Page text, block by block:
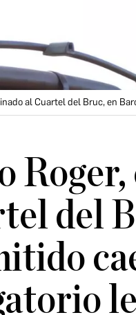
al Cuartel del Bruc, en
del